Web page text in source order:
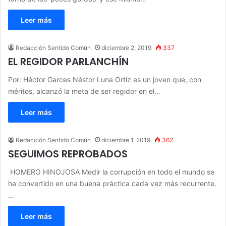
Leer más
Redacción Sentido Común diciembre 2, 2019 337
EL REGIDOR PARLANCHÍN
Por: Héctor Garces Néstor Luna Ortiz es un joven que, con
méritos, alcanzó la meta de ser regidor en el…
Leer más
Redacción Sentido Común diciembre 1, 2019 362
SEGUIMOS REPROBADOS
HOMERO HINOJOSA Medir la corrupción en todo el mundo se
ha convertido en una buena práctica cada vez más recurrente.
…
Leer más